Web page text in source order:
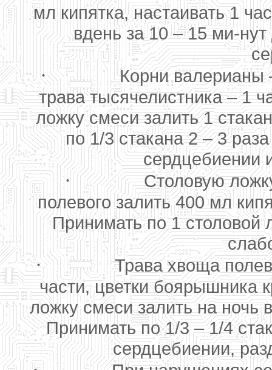
мл кипятка, настаивать 1
вдень за 10 – 15 ми-
·
Корни валерианы
трава тысячелистника – 1
ложку смеси залить 1
по 1/3 стакана 2 – 3
сердцебиении
·
Столовую
полевого залить 400 мл
Принимать по 1 столовой
·
Трава хвоща
части, цветки боярышника
ложку смеси залить на ночь
Принимать по 1/3 – 1/4
сердцебиении,